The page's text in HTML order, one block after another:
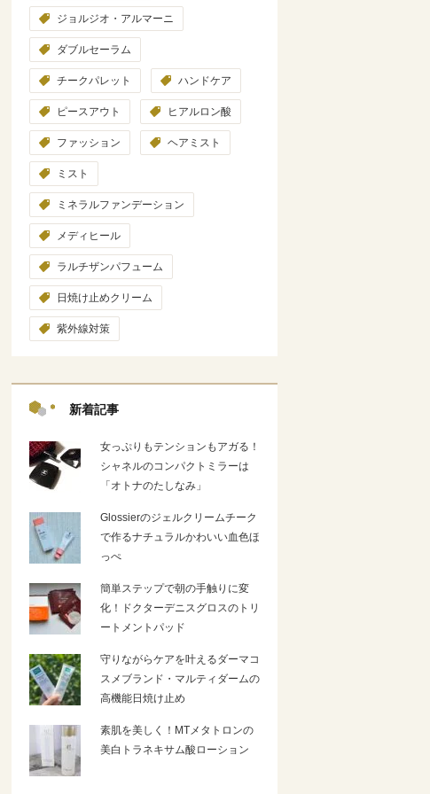
ジョルジオ・アルマーニ
ダブルセーラム
チークパレット ハンドケア
ピースアウト ヒアルロン酸
ファッション ヘアミスト
ミスト
ミネラルファンデーション
メディヒール
ラルチザンパフューム
日焼け止めクリーム
紫外線対策
新着記事
女っぷりもテンションもアガる！
シャネルのコンパクトミラーは
「オトナのたしなみ」
Glossierのジェルクリームチーク
で作るナチュラルかわいい血色ほ
っぺ
簡単ステップで朝の手触りに変
化！ドクターデニスグロスのトリ
ートメントパッド
守りながらケアを叶えるダーマコ
スメブランド・マルティダームの
高機能日焼け止め
素肌を美しく！MTメタトロンの
美白トラネキサム酸ローション